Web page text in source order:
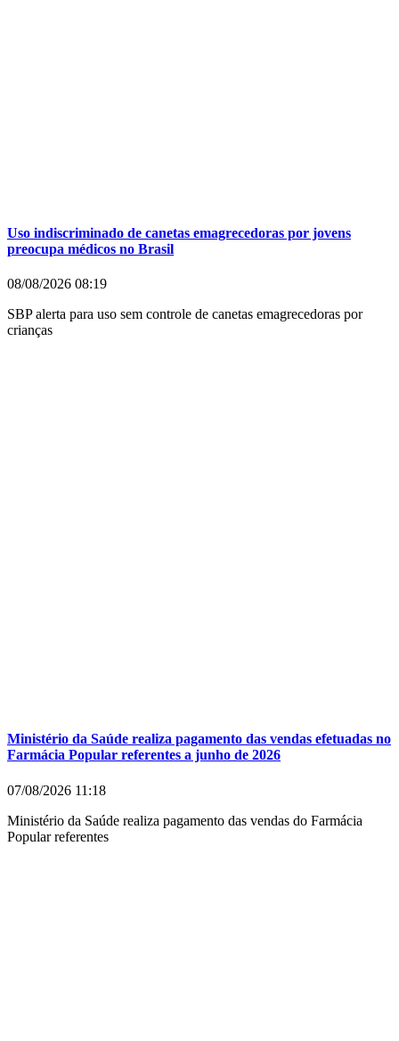
Uso indiscriminado de canetas emagrecedoras por jovens
preocupa médicos no Brasil
08/08/2026 08:19
SBP alerta para uso sem controle de canetas emagrecedoras por
crianças
Ministério da Saúde realiza pagamento das vendas efetuadas no
Farmácia Popular referentes a junho de 2026
07/08/2026 11:18
Ministério da Saúde realiza pagamento das vendas do Farmácia
Popular referentes